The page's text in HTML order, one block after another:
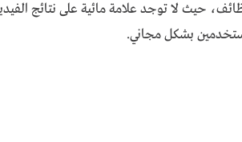
حيث لا توجد علامة مائية على نتائج